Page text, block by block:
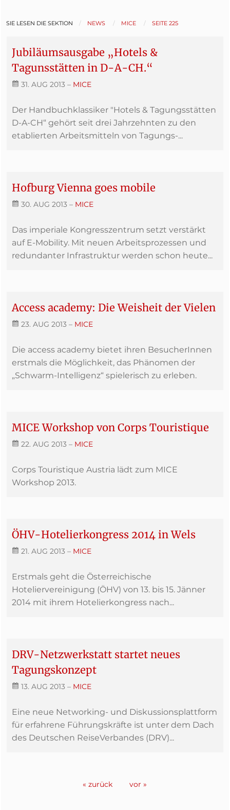
SIE LESEN DIE SEKTION NEWS MICE SEITE 225
Jubiläumsausgabe „Hotels &
Tagunsstätten in D-A-CH.“
31. AUG 2013 – MICE
Der Handbuchklassiker "Hotels & Tagungsstätten
D-A-CH“ gehört seit drei Jahrzehnten zu den
etablierten Arbeitsmitteln von Tagungs-...
Hofburg Vienna goes mobile
30. AUG 2013 – MICE
Das imperiale Kongresszentrum setzt verstärkt
auf E-Mobility. Mit neuen Arbeitsprozessen und
redundanter Infrastruktur werden schon heute...
Access academy: Die Weisheit der Vielen
23. AUG 2013 – MICE
Die access academy bietet ihren BesucherInnen
erstmals die Möglichkeit, das Phänomen der
„Schwarm-Intelligenz“ spielerisch zu erleben.
MICE Workshop von Corps Touristique
22. AUG 2013 – MICE
Corps Touristique Austria lädt zum MICE
Workshop 2013.
ÖHV-Hotelierkongress 2014 in Wels
21. AUG 2013 – MICE
Erstmals geht die Österreichische
Hoteliervereinigung (ÖHV) von 13. bis 15. Jänner
2014 mit ihrem Hotelierkongress nach...
DRV-Netzwerkstatt startet neues
Tagungskonzept
13. AUG 2013 – MICE
Eine neue Networking- und Diskussionsplattform
für erfahrene Führungskräfte ist unter dem Dach
des Deutschen ReiseVerbandes (DRV)...
« zurück vor »